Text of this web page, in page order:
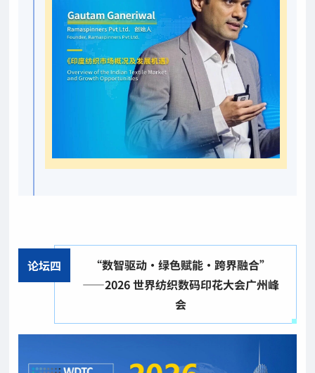
论坛四
“数智驱动·绿色赋能·跨界融合”
——2026 世界纺织数码印花大会广州峰
会